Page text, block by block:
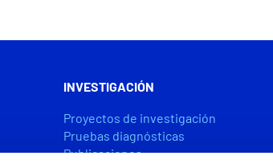
INVESTIGACIÓN
Proyectos de investigación
Pruebas diagnósticas
Publicaciones